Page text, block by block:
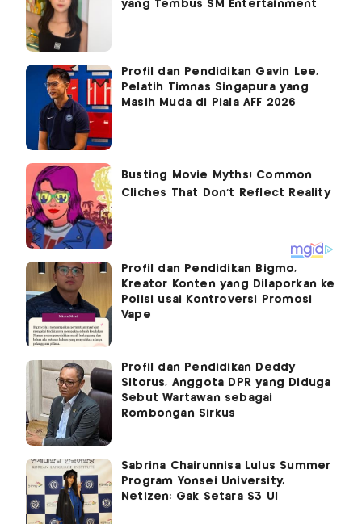
yang Tembus SM Entertainment
Profil dan Pendidikan Gavin Lee,
Pelatih Timnas Singapura yang
Masih Muda di Piala AFF 2026
Profil dan Pendidikan Bigmo,
Kreator Konten yang Dilaporkan ke
Polisi usai Kontroversi Promosi
Vape
Profil dan Pendidikan Deddy
Sitorus, Anggota DPR yang Diduga
Sebut Wartawan sebagai
Rombongan Sirkus
Sabrina Chairunnisa Lulus Summer
Program Yonsei University,
Netizen: Gak Setara S3 UI